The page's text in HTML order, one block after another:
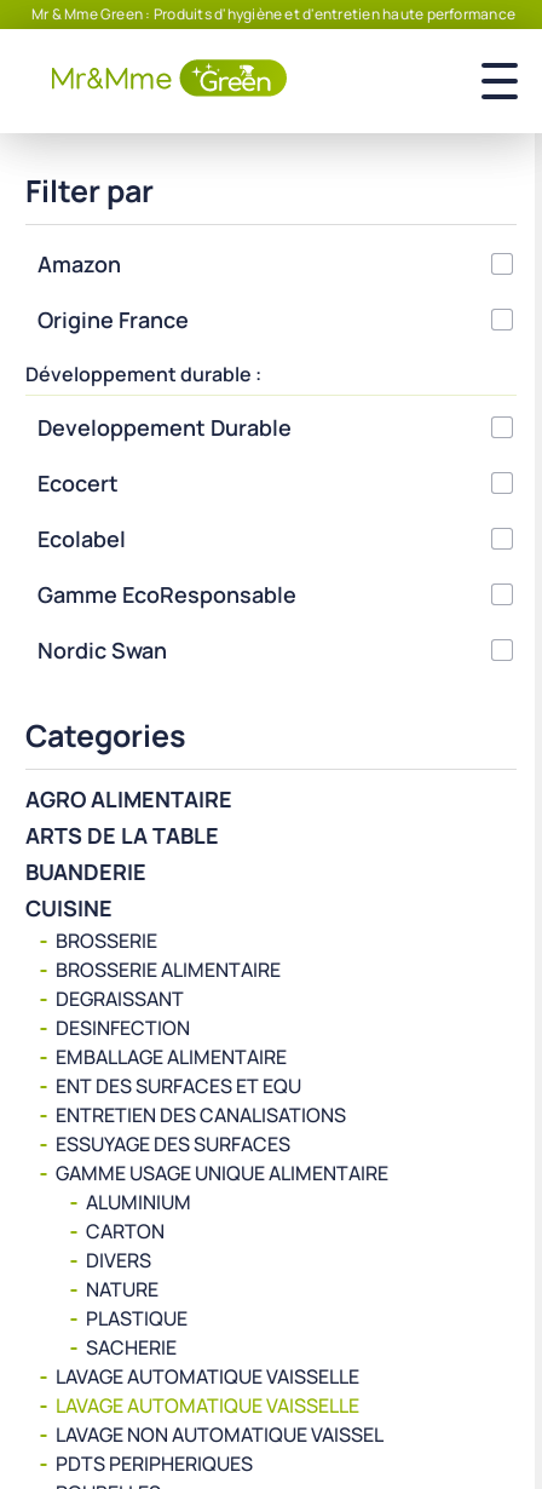
Mr & Mme Green : Produits d'hygiène et d'entretien haute performance
Filter par
Amazon
Origine France
Développement durable :
Developpement Durable
Ecocert
Ecolabel
Gamme EcoResponsable
Nordic Swan
Categories
AGRO ALIMENTAIRE
ARTS DE LA TABLE
BUANDERIE
CUISINE
BROSSERIE
BROSSERIE ALIMENTAIRE
DEGRAISSANT
DESINFECTION
EMBALLAGE ALIMENTAIRE
ENT DES SURFACES ET EQU
ENTRETIEN DES CANALISATIONS
ESSUYAGE DES SURFACES
GAMME USAGE UNIQUE ALIMENTAIRE
ALUMINIUM
CARTON
DIVERS
NATURE
PLASTIQUE
SACHERIE
LAVAGE AUTOMATIQUE VAISSELLE
LAVAGE AUTOMATIQUE VAISSELLE
LAVAGE NON AUTOMATIQUE VAISSEL
PDTS PERIPHERIQUES